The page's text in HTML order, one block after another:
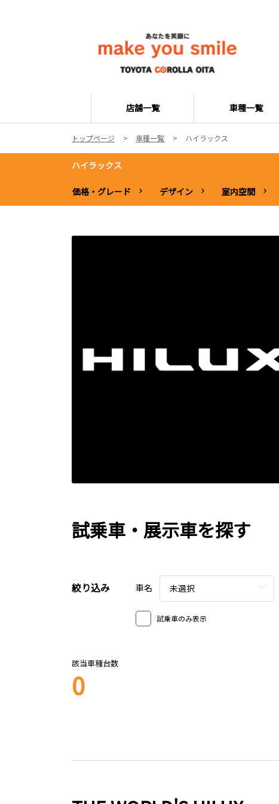
店舗一覧 車種一覧
トップページ 車種一覧 ハイラックス
ハイラックス
価格・グレード デザイン 室内空間
試乗車・展示車を探す
絞り込み 車名 未選択
試乗車のみ表示
該当車種台数
0